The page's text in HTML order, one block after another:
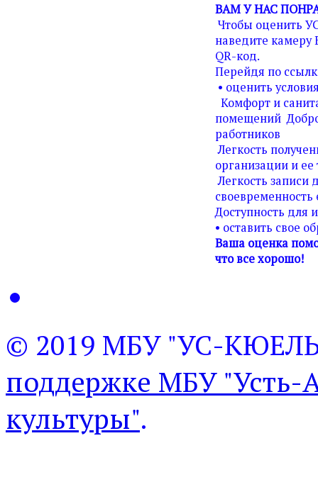
ВАМ У НАС
Чтобы оценить
наведите камеру
QR-код.
Перейдя по
• оценить
Комфорт и
помещений
работников
Легкость
организации и ее
Легкость записи
своевременность
Доступность для
• оставить свое
Ваша оценка
что все хорошо!
© 2019 МБУ "УС-
поддержке МБУ "Усть-
культуры".